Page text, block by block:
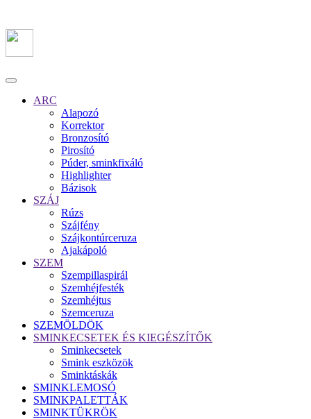
ARC
Alapozó
Korrektor
Bronzosító
Pirosító
Púder, sminkfixáló
Highlighter
Bázisok
SZÁJ
Rúzs
Szájfény
Szájkontúrceruza
Ajakápoló
SZEM
Szempillaspirál
Szemhéjfesték
Szemhéjtus
Szemceruza
SZEMÖLDÖK
SMINKECSETEK ÉS KIEGÉSZÍTŐK
Sminkecsetek
Smink eszközök
Sminktáskák
SMINKLEMOSÓ
SMINKPALETTÁK
SMINKTÜKRÖK